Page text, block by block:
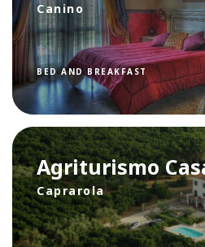
Canino
BED AND BREAKFAST
Agriturismo
Caprarola